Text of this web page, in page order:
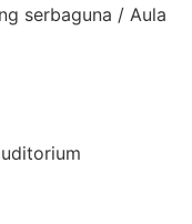
serbaguna / Aula